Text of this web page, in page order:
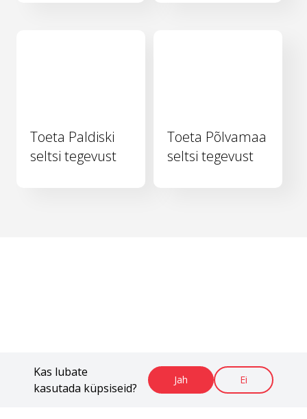
Kas lubate
kasutada küpsiseid?
Jah Ei
Toeta Paldiski
seltsi tegevust
Toeta Põlvamaa
seltsi tegevust